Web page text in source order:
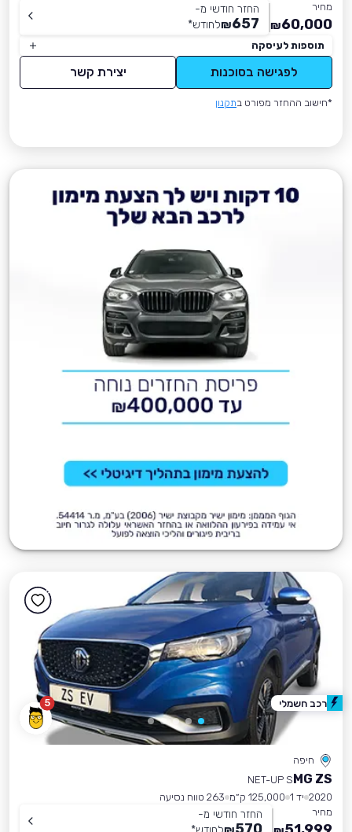
מחיר
60,000
₪
החזר חודשי מ-
657
₪לחודש*
תוספות לעיסקה
לפגישה בסוכנות יצירת קשר
*חישוב ההחזר מפורט בתקנון
5
חיפה
MG ZS
NET-UP S
2020 יד 1 125,000 ק״מ
263 טווח נסיעה
מחיר
החזר חודשי מ-
רכב חשמלי